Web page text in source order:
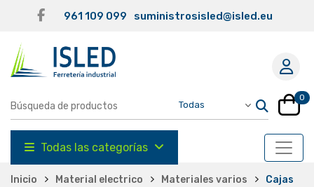
961 109 099 suministrosisled@isled.eu
0
Todas las categorías
Inicio Material electrico Materiales varios
Cajas